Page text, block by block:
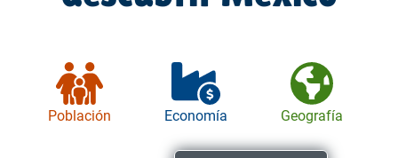
Población Economía Geografía